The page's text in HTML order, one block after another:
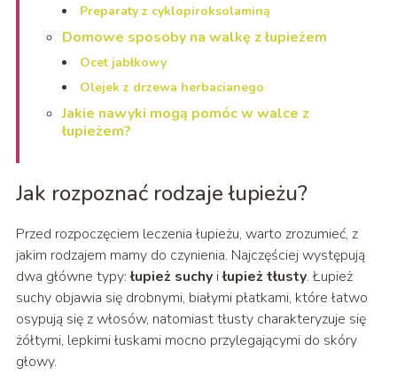
Preparaty z cyklopiroksolaminą
Domowe sposoby na walkę z łupieżem
Ocet jabłkowy
Olejek z drzewa herbacianego
Jakie nawyki mogą pomóc w walce z
łupieżem?
Jak rozpoznać rodzaje łupieżu?
Przed rozpoczęciem leczenia łupieżu, warto zrozumieć, z
jakim rodzajem mamy do czynienia. Najczęściej występują
dwa główne typy:łupież suchyiłupież tłusty. Łupież
suchy objawia się drobnymi, białymi płatkami, które łatwo
osypują się z włosów, natomiast tłusty charakteryzuje się
żółtymi, lepkimi łuskami mocno przylegającymi do skóry
głowy.